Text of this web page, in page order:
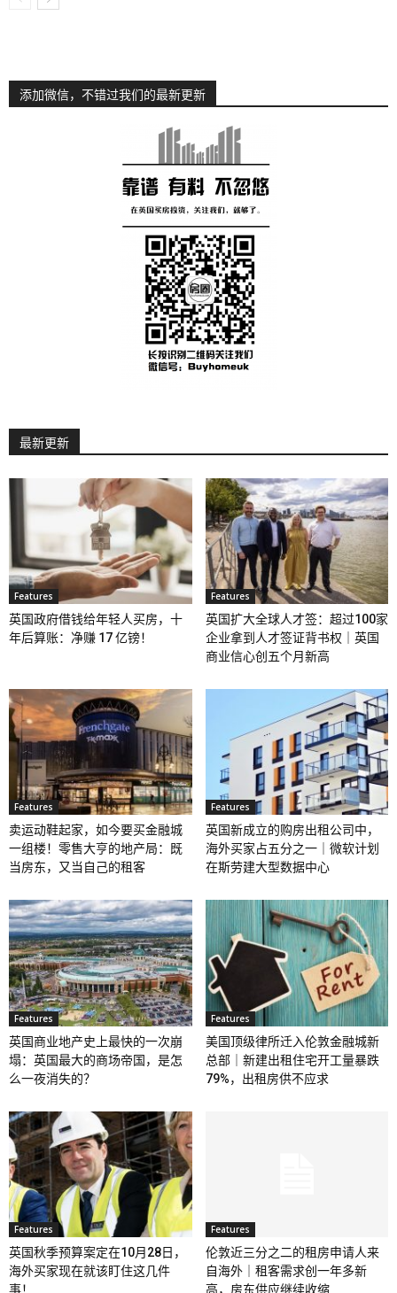
添加微信，不错过我们的最新更新
最新更新
Features
英国政府借钱给年轻人买房，十
年后算账：净赚 17 亿镑！
Features
英国扩大全球人才签：超过100家
企业拿到人才签证背书权｜英国
商业信心创五个月新高
Features
卖运动鞋起家，如今要买金融城
一组楼！零售大亨的地产局：既
当房东，又当自己的租客
Features
英国新成立的购房出租公司中，
海外买家占五分之一｜微软计划
在斯劳建大型数据中心
Features
英国商业地产史上最快的一次崩
塌：英国最大的商场帝国，是怎
么一夜消失的？
Features
美国顶级律所迁入伦敦金融城新
总部｜新建出租住宅开工量暴跌
79%，出租房供不应求
Features
英国秋季预算案定在10月28日，
海外买家现在就该盯住这几件
事！
Features
伦敦近三分之二的租房申请人来
自海外｜租客需求创一年多新
高，房东供应继续收缩